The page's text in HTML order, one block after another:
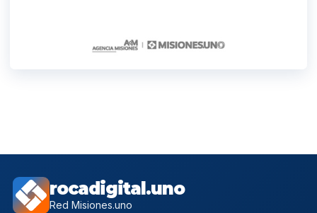
rocadigital.uno
Red Misiones.uno